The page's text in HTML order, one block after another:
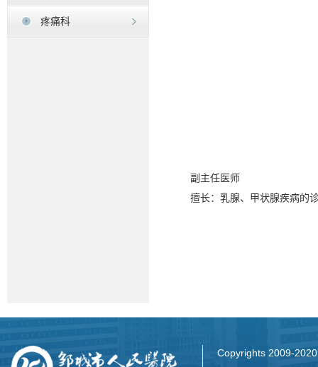
疼痛科
副主任医师
擅长：乳腺、甲状腺疾病的
Copyrights 2009-